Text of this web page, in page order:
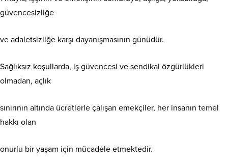
güvencesizliğe
ve adaletsizliğe karşı dayanışmasının günüdür.
Sağlıksız koşullarda, iş güvencesi ve sendikal özgürlükleri
olmadan, açlık
sınırının altında ücretlerle çalışan emekçiler, her insanın temel
hakkı olan
onurlu bir yaşam için mücadele etmektedir.